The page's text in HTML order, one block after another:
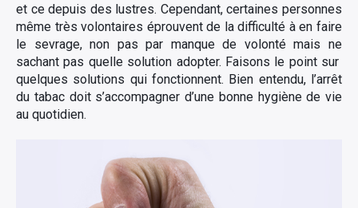
et ce depuis des lustres. Cependant, certaines personnes
même très volontaires éprouvent de la difficulté à en faire
le sevrage, non pas par manque de volonté mais ne
sachant pas quelle solution adopter. Faisons le point sur
quelques solutions qui fonctionnent. Bien entendu, l’arrêt
du tabac doit s’accompagner d’une bonne hygiène de vie
au quotidien.